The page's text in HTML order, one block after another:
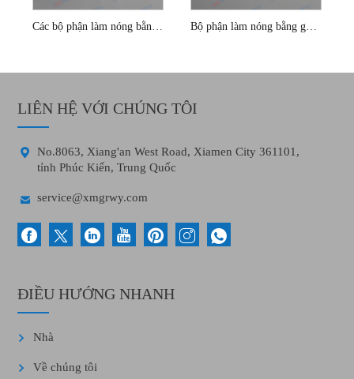
Các bộ phận làm nóng bằng gốm cảm biến oxy 13v Bộ phận làm nóng bằng gốm cảm biến oxy phẳng
LIÊN HỆ VỚI CHÚNG TÔI

No.8063, Xiang'an West Road, Xiamen City 361101,
tỉnh Phúc Kiến, Trung Quốc
 service@xmgrwy.com
ĐIỀU HƯỚNG NHANH
Nhà
Về chúng tôi